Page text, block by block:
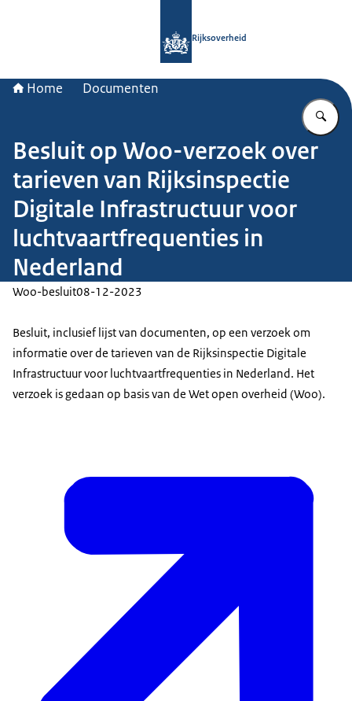
Rijksoverheid
Home Documenten
Besluit op Woo-verzoek over
tarieven van Rijksinspectie
Digitale Infrastructuur voor
luchtvaartfrequenties in
Nederland
Woo-besluit08-12-2023
Besluit, inclusief lijst van documenten, op een verzoek om
informatie over de tarieven van de Rijksinspectie Digitale
Infrastructuur voor luchtvaartfrequenties in Nederland. Het
verzoek is gedaan op basis van de Wet open overheid (Woo).